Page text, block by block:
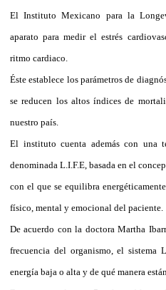
El Instituto Mexicano para la
aparato para medir el estrés
ritmo cardiaco.
Éste establece los parámetros de
se reducen los altos índices de
nuestro país.
El instituto cuenta además con una
denominada L.I.F.E, basada en el
con el que se equilibra
físico, mental y emocional del paciente.
De acuerdo con la doctora Martha
frecuencia del organismo, el sistema
energía baja o alta y de qué manera